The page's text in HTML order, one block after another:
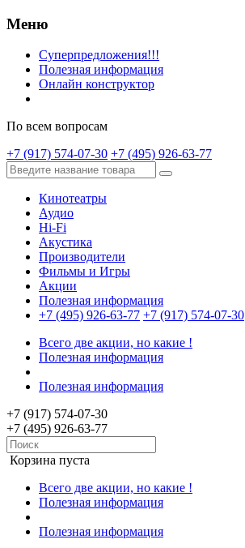
Меню
Суперпредложения!!!
Полезная информация
Онлайн конструктор
По всем вопросам
+7 (917) 574-07-30 +7 (495) 926-63-77
Кинотеатры
Аудио
Hi-Fi
Акустика
Производители
Фильмы и Игры
Акции
Полезная информация
+7 (495) 926-63-77 +7 (917) 574-07-30
Всего две акции, но какие !
Полезная информация
Полезная информация
+7 (917) 574-07-30
+7 (495) 926-63-77
Корзина пуста
Всего две акции, но какие !
Полезная информация
Полезная информация